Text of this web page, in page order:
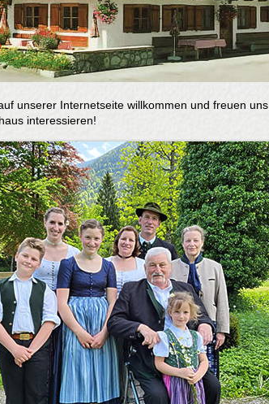
unserer Internetseite willkommen und freuen uns,
interessieren!